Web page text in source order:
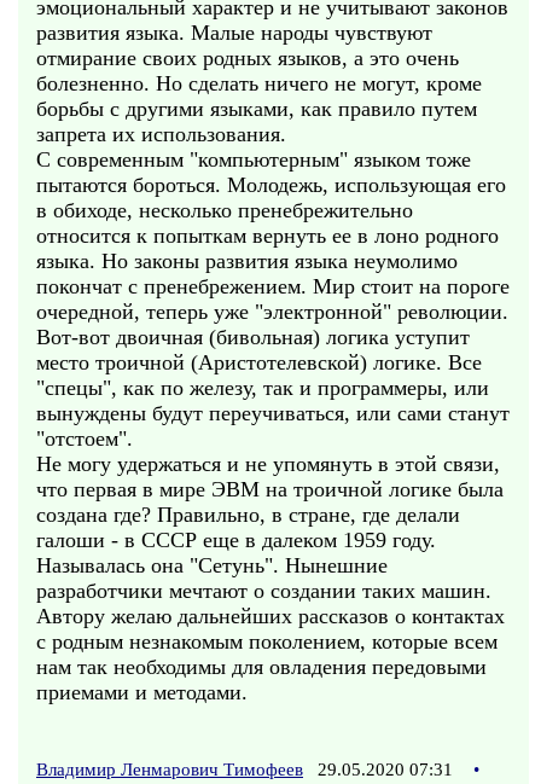
эмоциональный характер и не учитывают законов
развития языка. Малые народы чувствуют
отмирание своих родных языков, а это очень
болезненно. Но сделать ничего не могут, кроме
борьбы с другими языками, как правило путем
запрета их использования.
С современным "компьютерным" языком тоже
пытаются бороться. Молодежь, использующая его
в обиходе, несколько пренебрежительно
относится к попыткам вернуть ее в лоно родного
языка. Но законы развития языка неумолимо
покончат с пренебрежением. Мир стоит на пороге
очередной, теперь уже "электронной" революции.
Вот-вот двоичная (бивольная) логика уступит
место троичной (Аристотелевской) логике. Все
"спецы", как по железу, так и программеры, или
вынуждены будут переучиваться, или сами станут
"отстоем".
Не могу удержаться и не упомянуть в этой связи,
что первая в мире ЭВМ на троичной логике была
создана где? Правильно, в стране, где делали
галоши - в СССР еще в далеком 1959 году.
Называлась она "Сетунь". Нынешние
разработчики мечтают о создании таких машин.
Автору желаю дальнейших рассказов о контактах
с родным незнакомым поколением, которые всем
нам так необходимы для овладения передовыми
приемами и методами.
Владимир Ленмарович Тимофеев 29.05.2020 07:31
•